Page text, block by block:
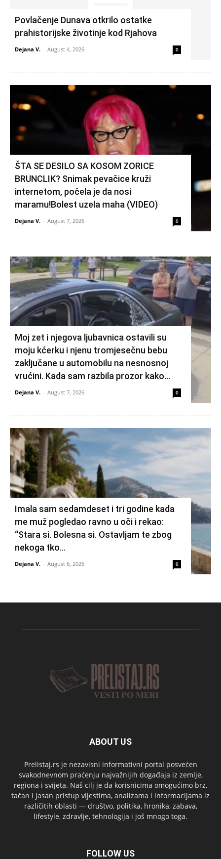
Povlačenje Dunava otkrilo ostatke
prahistorijske životinje kod Rjahova
Dejana V. - August 4, 2026 0
ŠTA SE DESILO SA KOSOM ZORICE
BRUNCLIK? Snimak pevačice kruži
internetom, počela je da nosi
maramu!Bolest uzela maha (VIDEO)
Dejana V. - August 7, 2026 0
Moj zet i njegova ljubavnica ostavili su
moju kćerku i njenu tromjesečnu bebu
zaključane u automobilu na nesnosnoj
vrućini. Kada sam razbila prozor kako...
Dejana V. - August 7, 2026 0
Imala sam sedamdeset i tri godine kada
me muž pogledao ravno u oči i rekao:
“Stara si. Bolesna si. Ostavljam te zbog
nekoga tko...
Dejana V. - August 6, 2026 0
ABOUT US
Prelistaj.rs je nezavisni informativni portal posvećen
svakodnevnom praćenju najvažnijih događaja iz zemlje,
regiona i svijeta. Naš cilj je da korisnicima omogućimo brz,
tačan i jasan pristup vijestima, analizama i informacijama iz
različitih oblasti — društvo, politika, hronika, zabava,
lifestyle, zdravlje, tehnologija i još mnogo toga.
FOLLOW US